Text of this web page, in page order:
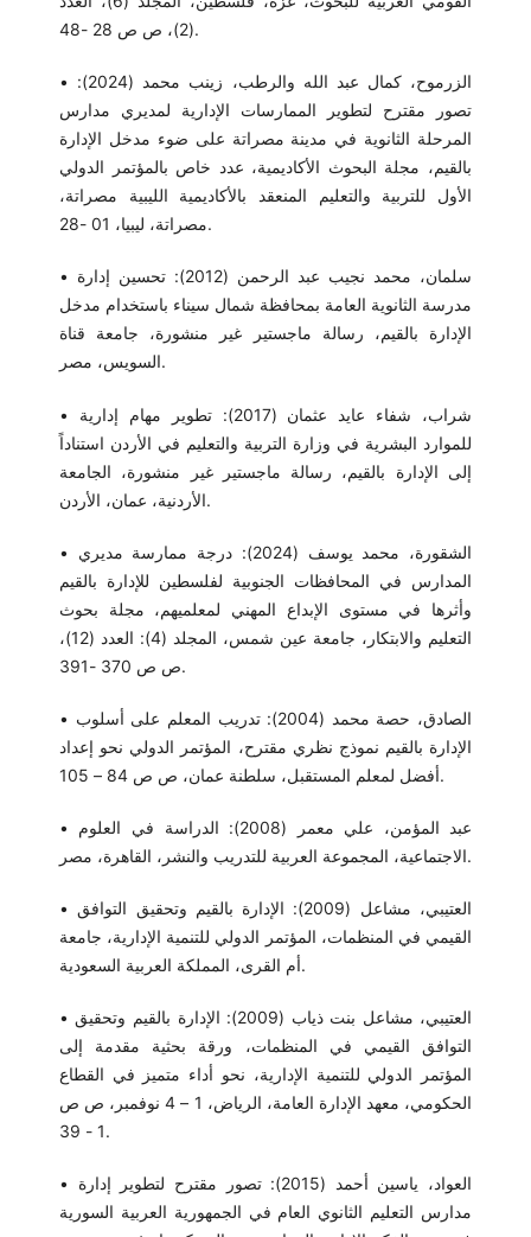
(2)، ص ص 28 -48.
• الزرموح، كمال عبد الله والرطب، زينب محمد (2024):
تصور مقترح لتطوير الممارسات الإدارية لمديري مدارس
المرحلة الثانوية في مدينة مصراتة على ضوء مدخل الإدارة
بالقيم، مجلة البحوث الأكاديمية، عدد خاص بالمؤتمر الدولي
الأول للتربية والتعليم المنعقد بالأكاديمية الليبية مصراتة،
مصراتة، ليبيا، 01 -28.
• سلمان، محمد نجيب عبد الرحمن (2012): تحسين إدارة
مدرسة الثانوية العامة بمحافظة شمال سيناء باستخدام مدخل
الإدارة بالقيم، رسالة ماجستير غير منشورة، جامعة قناة
السويس، مصر.
• شراب، شفاء عايد عثمان (2017): تطوير مهام إدارية
للموارد البشرية في وزارة التربية والتعليم في الأردن استناداً
إلى الإدارة بالقيم، رسالة ماجستير غير منشورة، الجامعة
الأردنية، عمان، الأردن.
• الشقورة، محمد يوسف (2024): درجة ممارسة مديري
المدارس في المحافظات الجنوبية لفلسطين للإدارة بالقيم
وأثرها في مستوى الإبداع المهني لمعلميهم، مجلة بحوث
التعليم والابتكار، جامعة عين شمس، المجلد (4): العدد (12)،
ص ص 370 -391.
• الصادق، حصة محمد (2004): تدريب المعلم على أسلوب
الإدارة بالقيم نموذج نظري مقترح، المؤتمر الدولي نحو إعداد
أفضل لمعلم المستقبل، سلطنة عمان، ص ص 84 – 105.
• عبد المؤمن، علي معمر (2008): الدراسة في العلوم
الاجتماعية، المجموعة العربية للتدريب والنشر، القاهرة، مصر.
• العتيبي، مشاعل (2009): الإدارة بالقيم وتحقيق التوافق
القيمي في المنظمات، المؤتمر الدولي للتنمية الإدارية، جامعة
أم القرى، المملكة العربية السعودية.
• العتيبي، مشاعل بنت ذياب (2009): الإدارة بالقيم وتحقيق
التوافق القيمي في المنظمات، ورقة بحثية مقدمة إلى
المؤتمر الدولي للتنمية الإدارية، نحو أداء متميز في القطاع
الحكومي، معهد الإدارة العامة، الرياض، 1 – 4 نوفمبر، ص ص
1 - 39.
• العواد، ياسين أحمد (2015): تصور مقترح لتطوير إدارة
مدارس التعليم الثانوي العام في الجمهورية العربية السورية